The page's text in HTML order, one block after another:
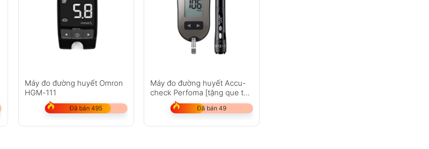
Máy đo đường huyết Omron
HGM-111
Đã bán 495
Máy đo đường huyết Accu-
check Perfoma [tặng que thử
+ kim lấy máu]
Đã bán 49